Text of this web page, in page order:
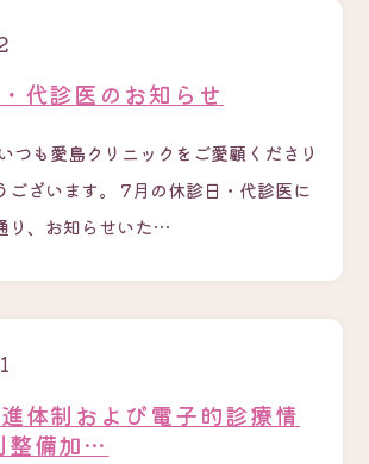
代診医のお知らせ
つも愛島クリニックをご愛顧くださり
ございます。 7月の休診日・代診医に
り、お知らせいた…
体制および電子的診療情
整備加…